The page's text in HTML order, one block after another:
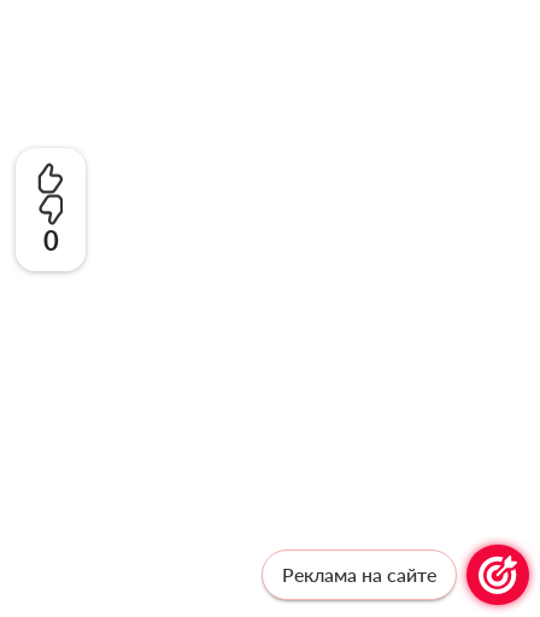
0
Реклама на сайте